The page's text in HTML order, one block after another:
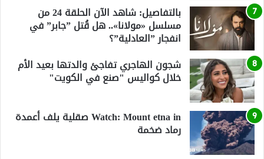
بالتفاصيل: شاهد الآن الحلقة 24 من
مسلسل «مولانا».. هل قُتل ”جابر” في
انفجار ”العادلية”؟
شجون الهاجري تفاجئ والدتها بعيد الأم
خلال كواليس "صنع في الكويت"
Watch: Mount etna in صقلية يلف أعمدة
رماد ضخمة